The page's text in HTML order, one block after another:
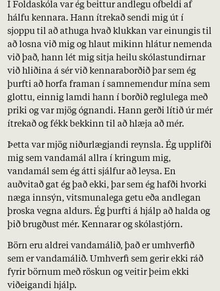
Í Foldaskóla var ég beittur andlegu ofbeldi af
hálfu kennara. Hann ítrekað sendi mig út í
sjoppu til að athuga hvað klukkan var einungis til
að losna við mig og hlaut mikinn hlátur nemenda
við það, hann lét mig sitja heilu skólastundirnar
við hliðina á sér við kennaraborðið þar sem ég
þurfti að horfa framan í samnemendur mína sem
glottu, einnig lamdi hann í borðið reglulega með
priki og var mjög ógnandi. Hann gerði lítið úr mér
ítrekað og fékk bekkinn til að hlæja að mér.
Þetta var mjög niðurlægjandi reynsla. Ég upplifði
mig sem vandamál allra í kringum mig,
vandamál sem ég átti sjálfur að leysa. En
auðvitað gat ég það ekki, þar sem ég hafði hvorki
næga innsýn, vitsmunalega getu eða andlegan
þroska vegna aldurs. Ég þurfti á hjálp að halda og
þið brugðust mér. Kennarar og skólastjórn.
Börn eru aldrei vandamálið, það er umhverfið
sem er vandamálið. Umhverfi sem gerir ekki ráð
fyrir börnum með röskun og veitir þeim ekki
viðeigandi hjálp.